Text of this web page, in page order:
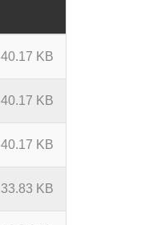
40.17 KB
40.17 KB
40.17 KB
33.83 KB